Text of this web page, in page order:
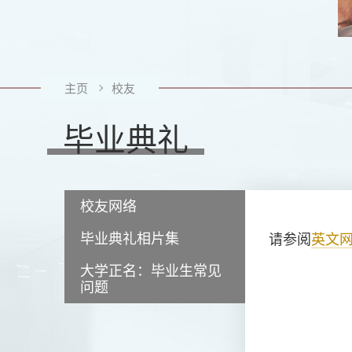
主页 校友
毕业典礼
校友网络
毕业典礼相片集
大学正名：毕业生常见
问题
请参阅英文